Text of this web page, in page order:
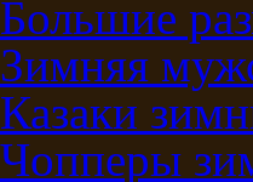
Большие
Зимняя
Казаки
Чопперы